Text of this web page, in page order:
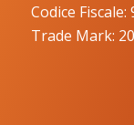
Codice Fiscale:
Trade Mark: